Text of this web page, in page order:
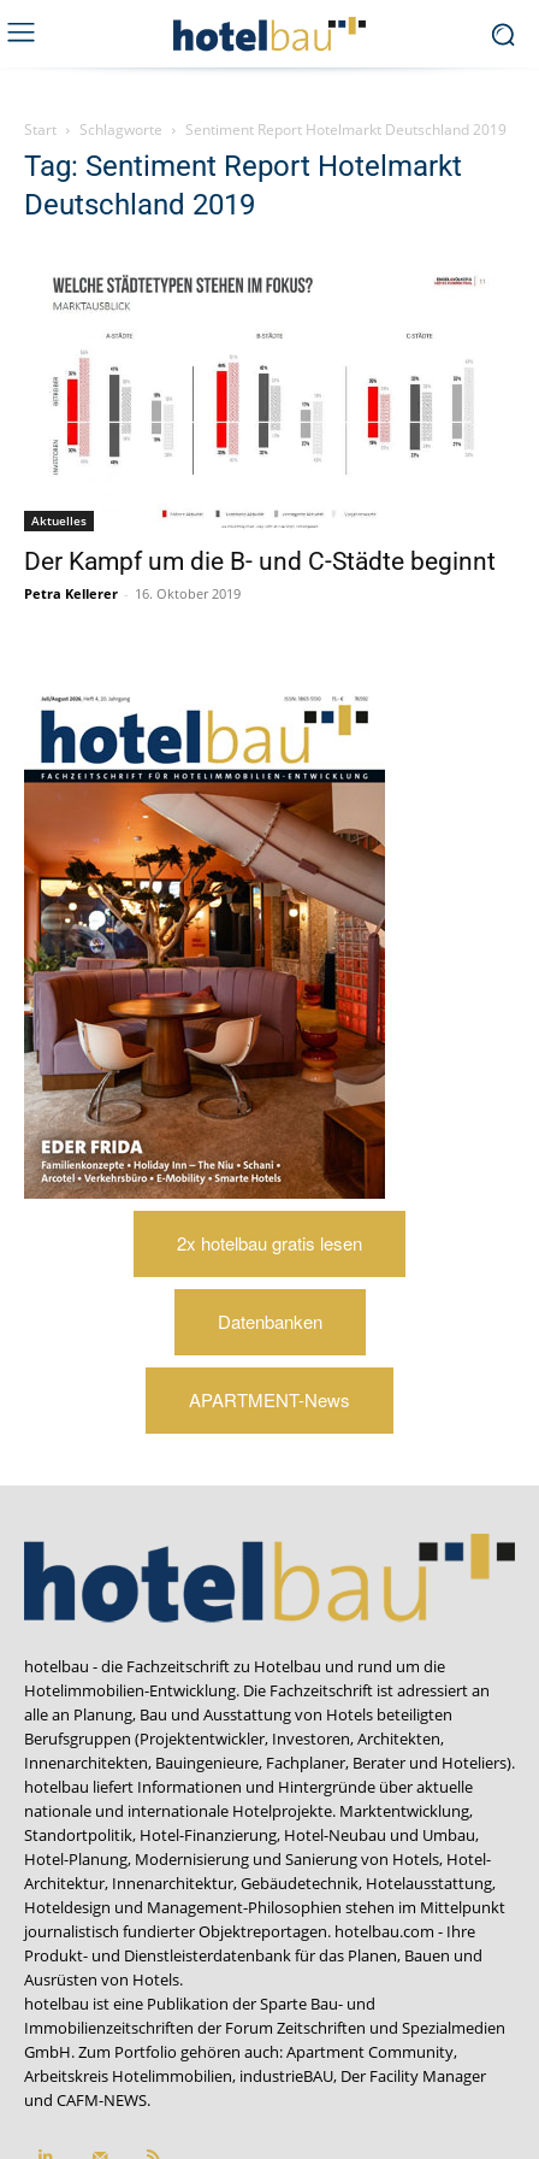
Start Schlagworte Sentiment Report Hotelmarkt Deutschland 2019
Tag: Sentiment Report Hotelmarkt
Deutschland 2019
Aktuelles
Der Kampf um die B- und C-Städte beginnt
Petra Kellerer - 16. Oktober 2019
2x hotelbau gratis lesen
Datenbanken
APARTMENT-News
hotelbau - die Fachzeitschrift zu Hotelbau und rund um die
Hotelimmobilien-Entwicklung. Die Fachzeitschrift ist adressiert an
alle an Planung, Bau und Ausstattung von Hotels beteiligten
Berufsgruppen (Projektentwickler, Investoren, Architekten,
Innenarchitekten, Bauingenieure, Fachplaner, Berater und Hoteliers).
hotelbau liefert Informationen und Hintergründe über aktuelle
nationale und internationale Hotelprojekte. Marktentwicklung,
Standortpolitik, Hotel-Finanzierung, Hotel-Neubau und Umbau,
Hotel-Planung, Modernisierung und Sanierung von Hotels, Hotel-
Architektur, Innenarchitektur, Gebäudetechnik, Hotelausstattung,
Hoteldesign und Management-Philosophien stehen im Mittelpunkt
journalistisch fundierter Objektreportagen. hotelbau.com - Ihre
Produkt- und Dienstleisterdatenbank für das Planen, Bauen und
Ausrüsten von Hotels.
hotelbau ist eine Publikation der Sparte Bau- und
Immobilienzeitschriften der Forum Zeitschriften und Spezialmedien
GmbH. Zum Portfolio gehören auch:Apartment Community,
Arbeitskreis Hotelimmobilien, industrieBAU, Der Facility Manager
und CAFM-NEWS.